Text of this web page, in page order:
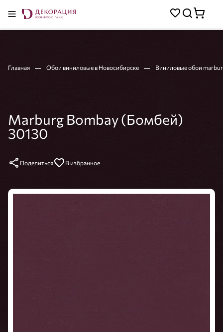
Главная Обои виниловые в Новосибирске Виниловые обои
Marburg Bombay (Бомбей)
30130
Поделиться В избранное